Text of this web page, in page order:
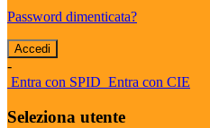
Password dimenticata?
-
Entra con SPID Entra con CIE
Seleziona utente